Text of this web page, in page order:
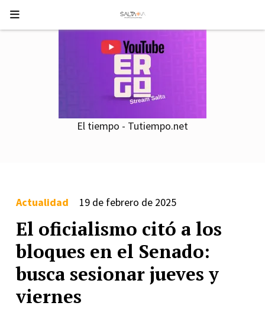
El tiempo - Tutiempo.net
El oficialismo citó a los
bloques en el Senado:
busca sesionar jueves y
viernes
Actualidad 19 de febrero de 2025